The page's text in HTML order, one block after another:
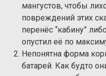
мангустов, чтобы
повреждений этих
перенёс “кабину”
опустил её по
Непонятна форма
батарей. Как будто